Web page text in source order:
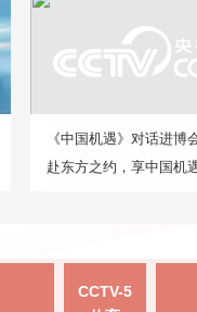
《中国机遇》对话进博
赴东方之约，享中国机
CCTV-5